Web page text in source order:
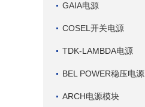
GAIA电源
COSEL开关电源
TDK-LAMBDA电源
BEL POWER稳压电源
ARCH电源模块